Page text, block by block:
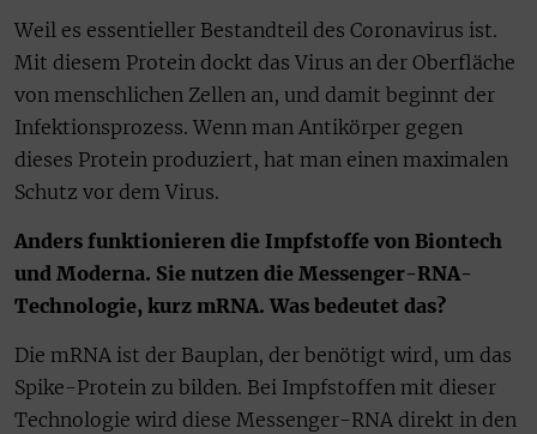
Weil es essentieller Bestandteil des Coronavirus ist.
Mit diesem Protein dockt das Virus an der Oberfläche
von menschlichen Zellen an, und damit beginnt der
Infektionsprozess. Wenn man Antikörper gegen
dieses Protein produziert, hat man einen maximalen
Schutz vor dem Virus.
Anders funktionieren die Impfstoffe von Biontech
und Moderna. Sie nutzen die Messenger-RNA-
Technologie, kurz mRNA. Was bedeutet das?
Die mRNA ist der Bauplan, der benötigt wird, um das
Spike-Protein zu bilden. Bei Impfstoffen mit dieser
Technologie wird diese Messenger-RNA direkt in den